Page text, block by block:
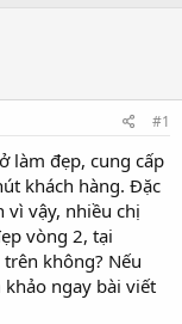
#1
làm đẹp, cung cấp
khách hàng. Đặc
vì vậy, nhiều chị
vòng 2, tại
trên không? Nếu
ngay bài viết